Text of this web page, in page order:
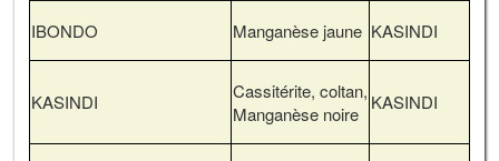
IBONDO Manganèse jaune KASINDI
KASINDI
Cassitérite, coltan,
Manganèse noire
KASINDI